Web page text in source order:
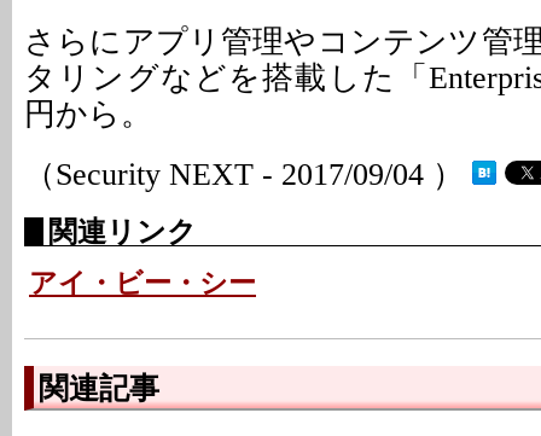
さらにアプリ管理やコンテンツ管
タリングなどを搭載した「
円から。
（Security NEXT - 2017/09/04 ）
関連リンク
アイ・ビー・シー
関連記事